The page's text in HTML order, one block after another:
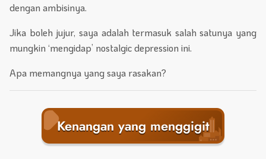
dengan ambisinya.
Jika boleh jujur, saya adalah termasuk salah satunya yang
mungkin ‘mengidap’ nostalgic depression ini.
Apa memangnya yang saya rasakan?
Kenangan yang menggigit